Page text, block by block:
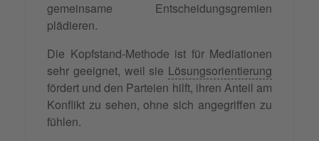
gemeinsame Entscheidungsgremien
plädieren.
Die Kopfstand-Methode ist für Mediationen
sehr geeignet, weil sie Lösungsorientierung
fördert und den Parteien hilft, ihren Anteil am
Konflikt zu sehen, ohne sich angegriffen zu
fühlen.